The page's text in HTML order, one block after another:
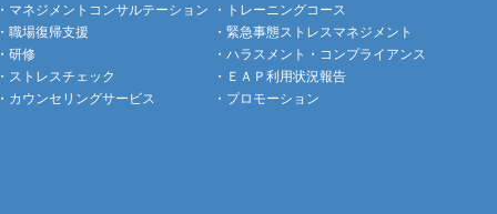
マネジメントコンサルテーション
トレーニングコース
職場復帰支援
緊急事態ストレスマネジメント
研修
ハラスメント・コンプライアンス
ストレスチェック
ＥＡＰ利用状況報告
カウンセリングサービス
プロモーション